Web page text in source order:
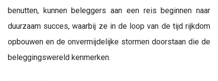
benutten, kunnen beleggers aan een reis beginnen naar
duurzaam succes, waarbij ze in de loop van de tijd rijkdom
opbouwen en de onvermijdelijke stormen doorstaan die de
beleggingswereld kenmerken.